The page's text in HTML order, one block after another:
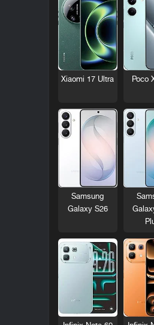
Poco
Xiaomi 17 Ultra
Samsung
Galaxy S26